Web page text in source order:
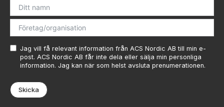
Jag vill få relevant information från ACS Nordic AB till min e-
post. ACS Nordic AB får inte dela eller sälja min personliga
information. Jag kan när som helst avsluta prenumerationen.
Skicka